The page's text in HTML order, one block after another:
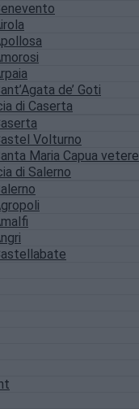
de’ Goti
di Caserta
Volturno
Maria Capua vetere
di Salerno